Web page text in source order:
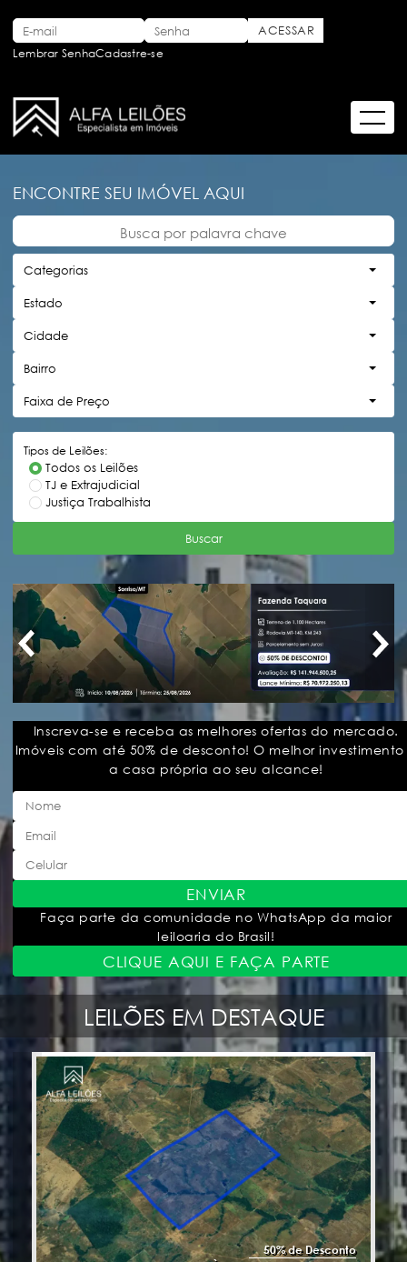
Lembrar SenhaCadastre-se
ENCONTRE SEU IMÓVEL AQUI
Categorias
Estado
Cidade
Bairro
Faixa de Preço
Tipos de Leilões:
Todos os Leilões
TJ e Extrajudicial
Justiça Trabalhista
Buscar
Inscreva-se e receba as melhores ofertas do mercado.
Imóveis com até 50% de desconto! O melhor
a casa própria ao seu alcance!
ENVIAR
Faça parte da comunidade no WhatsApp da maior
leiloaria do Brasil!
CLIQUE AQUI E FAÇA PARTE
LEILÕES EM DESTAQUE
50% de Desconto